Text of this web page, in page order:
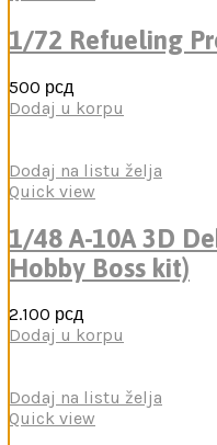
1/72 Refueling
500 рсд
Dodaj u korpu
Dodaj na listu želja
Quick view
1/48 A-10A 3D
Hobby Boss kit)
2.100 рсд
Dodaj u korpu
Dodaj na listu želja
Quick view